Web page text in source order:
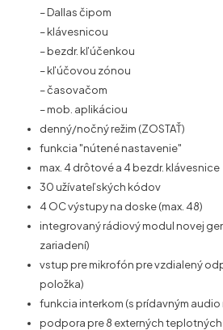
– Dallas čipom
– klávesnicou
– bezdr. kľúčenkou
– kľúčovou zónou
– časovačom
– mob. aplikáciou
denný/nočný režim (ZOSTAŤ)
funkcia "nútené nastavenie"
max. 4 drôtové a 4 bezdr. klávesnice
30 užívateľských kódov
4 OC výstupy na doske (max. 48)
integrovaný rádiový modul novej
zariadení)
vstup pre mikrofón pre vzdialený
položka)
funkcia interkom (s prídavným audio
podpora pre 8 externých